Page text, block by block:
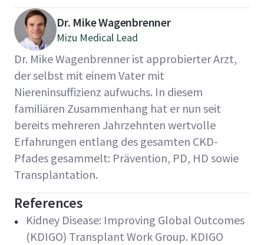
Dr. Mike Wagenbrenner
Mizu Medical Lead
Dr. Mike Wagenbrenner ist approbierter Arzt,
der selbst mit einem Vater mit
Niereninsuffizienz aufwuchs. In diesem
familiären Zusammenhang hat er nun seit
bereits mehreren Jahrzehnten wertvolle
Erfahrungen entlang des gesamten CKD-
Pfades gesammelt: Prävention, PD, HD sowie
Transplantation.
References
Kidney Disease: Improving Global Outcomes
(KDIGO) Transplant Work Group. KDIGO